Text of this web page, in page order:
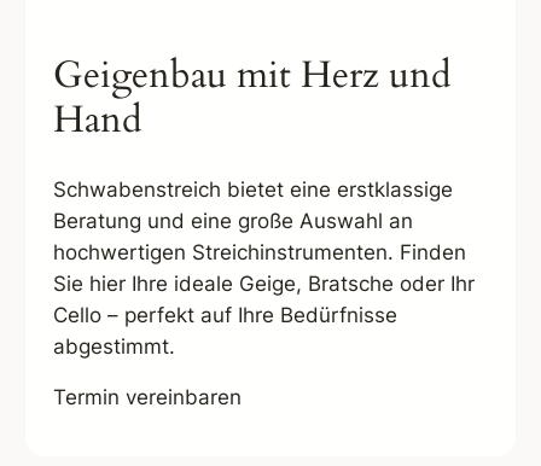
Geigenbau mit Herz und
Hand
Schwabenstreich bietet eine erstklassige
Beratung und eine große Auswahl an
hochwertigen Streichinstrumenten. Finden
Sie hier Ihre ideale Geige, Bratsche oder Ihr
Cello – perfekt auf Ihre Bedürfnisse
abgestimmt.
Termin vereinbaren